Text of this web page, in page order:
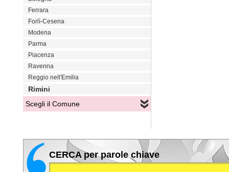
Ferrara
Forlì-Cesena
Modena
Parma
Piacenza
Ravenna
Reggio nell'Emilia
Rimini
Scegli il Comune
CERCA per parole chiave